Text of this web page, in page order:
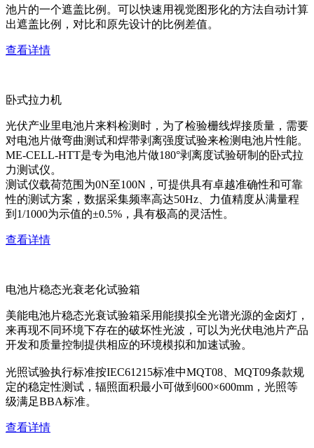
池片的一个遮盖比例。可以快速用视觉图形化的方法自动计算
出遮盖比例，对比和原先设计的比例差值。
查看详情
卧式拉力机
光伏产业里电池片来料检测时，为了检验栅线焊接质量，需要
对电池片做弯曲测试和焊带剥离强度试验来检测电池片性能。
ME-CELL-HTT是专为电池片做180°剥离度试验研制的卧式拉
力测试仪。
测试仪载荷范围为0N至100N，可提供具有卓越准确性和可靠
性的测试方案，数据采集频率高达50Hz、力值精度从满量程
到1/1000为示值的±0.5%，具有极高的灵活性。
查看详情
电池片稳态光衰老化试验箱
美能电池片稳态光衰试验箱采用能摸拟全光谱光源的金卤灯，
来再现不同环境下存在的破坏性光波，可以为光伏电池片产品
开发和质量控制提供相应的环境模拟和加速试验。
光照试验执行标准按IEC61215标准中MQT08、MQT09条款规
定的稳定性测试，辐照面积最小可做到600×600mm，光照等
级满足BBA标准。
查看详情